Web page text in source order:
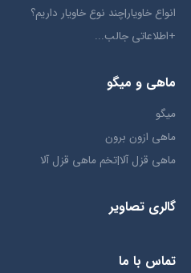
انواع خاویار|چند نوع خاویار داریم؟
+اطلاعاتی جالب...
ماهی و میگو
میگو
ماهی ازون برون
ماهی قزل آلا|تخم ماهی قزل آلا
گالری تصاویر
تماس با ما